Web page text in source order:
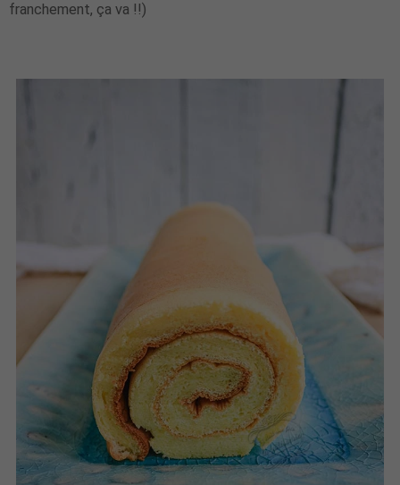
franchement, ça va !!)